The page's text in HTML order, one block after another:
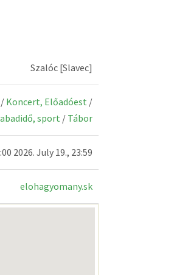
Szalóc [Slavec]
/ Koncert, Előadóest /
sport / Tábor
2026. July 19., 23:59
elohagyomany.sk